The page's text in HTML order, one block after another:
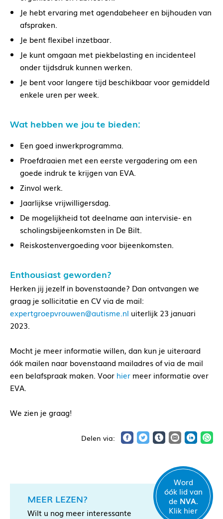
Je hebt ervaring met agendabeheer en bijhouden van
afspraken.
Je bent flexibel inzetbaar.
Je kunt omgaan met piekbelasting en incidenteel
onder tijdsdruk kunnen werken.
Je bent voor langere tijd beschikbaar voor gemiddeld
enkele uren per week.
Wat hebben we jou te bieden:
Een goed inwerkprogramma.
Proefdraaien met een eerste vergadering om een
goede indruk te krijgen van EVA.
Zinvol werk.
Jaarlijkse vrijwilligersdag.
De mogelijkheid tot deelname aan intervisie- en
scholingsbijeenkomsten in De Bilt.
Reiskostenvergoeding voor bijeenkomsten.
Enthousiast geworden?
Herken jij jezelf in bovenstaande? Dan ontvangen we
graag je sollicitatie en CV via de mail:
expertgroepvrouwen@autisme.nl uiterlijk 23 januari
2023.
Mocht je meer informatie willen, dan kun je uiteraard
óók mailen naar bovenstaand mailadres of via de mail
een belafspraak maken. Voor hier meer informatie over
EVA.
We zien je graag!
MEER LEZEN?
Wilt u nog meer interessante
Word
óók lid van
de NVA.
Klik hier